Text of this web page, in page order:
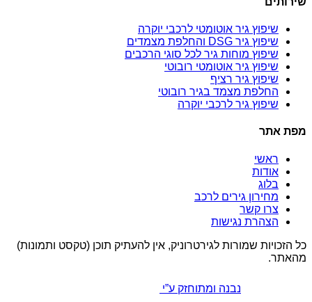
שיפוץ גיר אוטומטי לרכבי יוקרה
שיפוץ גיר DSG והחלפת מצמדים
שיפוץ מוחות גיר לכל סוגי הרכבים
שיפוץ גיר אוטומטי רובוטי
שיפוץ גיר רציף
החלפת מצמד בגיר רובוטי
שיפוץ גיר לרכבי יוקרה
מפת אתר
ראשי
אודות
בלוג
מחירון גירים לרכב
צרו קשר
הצהרת נגישות
כל הזכויות שמורות לגירטרוניק, אין להעתיק תוכן (טקסט ותמונות)
מהאתר.
נבנה ומתוחזק ע”י